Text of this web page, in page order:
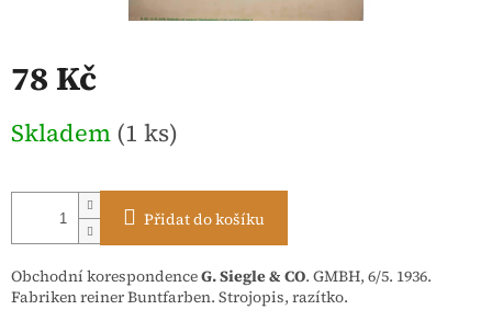
78 Kč
cena:
Skladem (1 ks)
Přidat do košíku
Obchodní korespondenceG. Siegle & CO. GMBH, 6/5. 1936.
Fabriken reiner Buntfarben. Strojopis, razítko.